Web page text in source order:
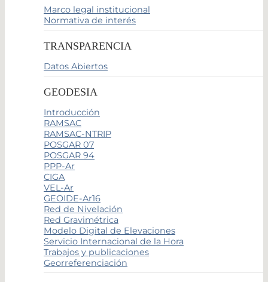
Marco legal institucional
Normativa de interés
TRANSPARENCIA
Datos Abiertos
GEODESIA
Introducción
RAMSAC
RAMSAC-NTRIP
POSGAR 07
POSGAR 94
PPP-Ar
CIGA
VEL-Ar
GEOIDE-Ar16
Red de Nivelación
Red Gravimétrica
Modelo Digital de Elevaciones
Servicio Internacional de la Hora
Trabajos y publicaciones
Georreferenciación